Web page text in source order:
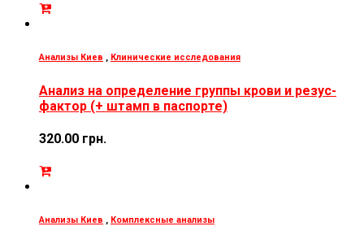
Анализы Киев , Клинические исследования
Анализ на определение группы крови и резус-
фактор (+ штамп в паспорте)
320.00 грн.
Анализы Киев , Комплексные анализы